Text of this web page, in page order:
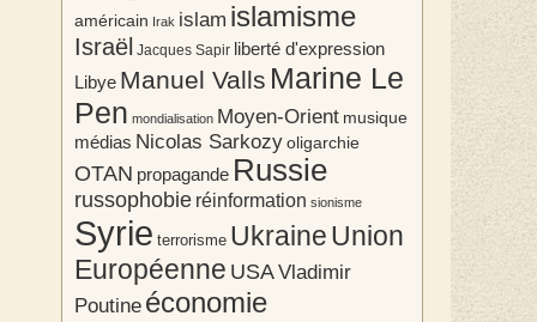
américain Irak islam islamisme
Israël Jacques Sapir liberté d'expression
Libye Manuel Valls Marine Le
Pen mondialisation Moyen-Orient musique
médias Nicolas Sarkozyoligarchie
OTAN propagande Russie
russophobie réinformation sionisme
Syrie terrorisme Ukraine Union
Européenne USAVladimir
Poutine économie